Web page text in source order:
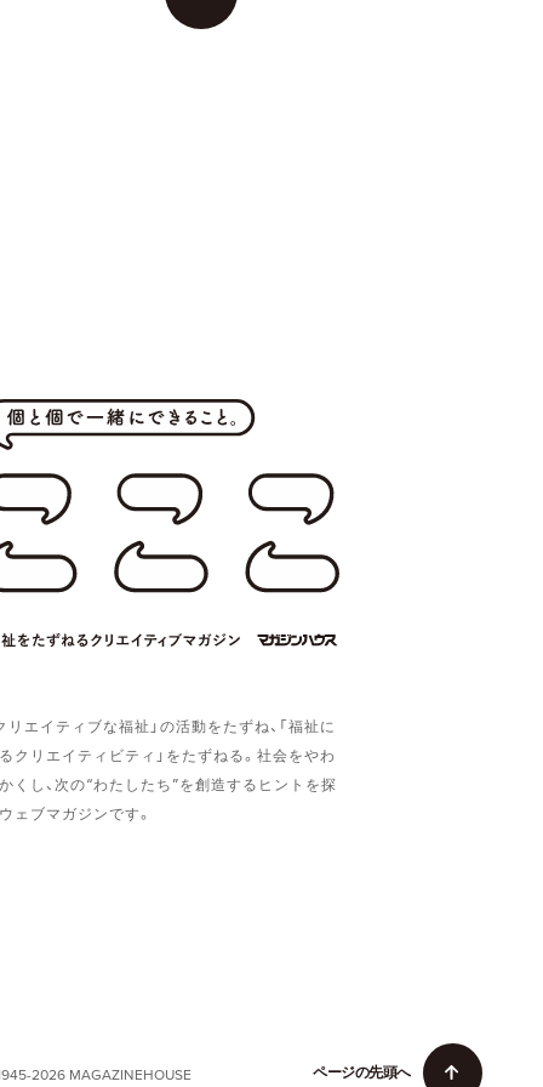
リエイティブな福祉」の活動をたずね、「福祉に
クリエイティビティ」をたずねる。社会をやわ
くし、次の“わたしたち”を創造するヒントを探
ェブマガジンです。
2026 MAGAZINEHOUSE ページの先頭へ